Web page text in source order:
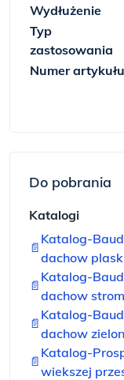
Wydłużenie
Typ
zastosowania
Numer artykułu
Do pobrania
Katalogi
📄
Katalog-
dachow
📄
Katalog-
dachow
📄
Katalog-
dachow
📄
Katalog-
wiekszej